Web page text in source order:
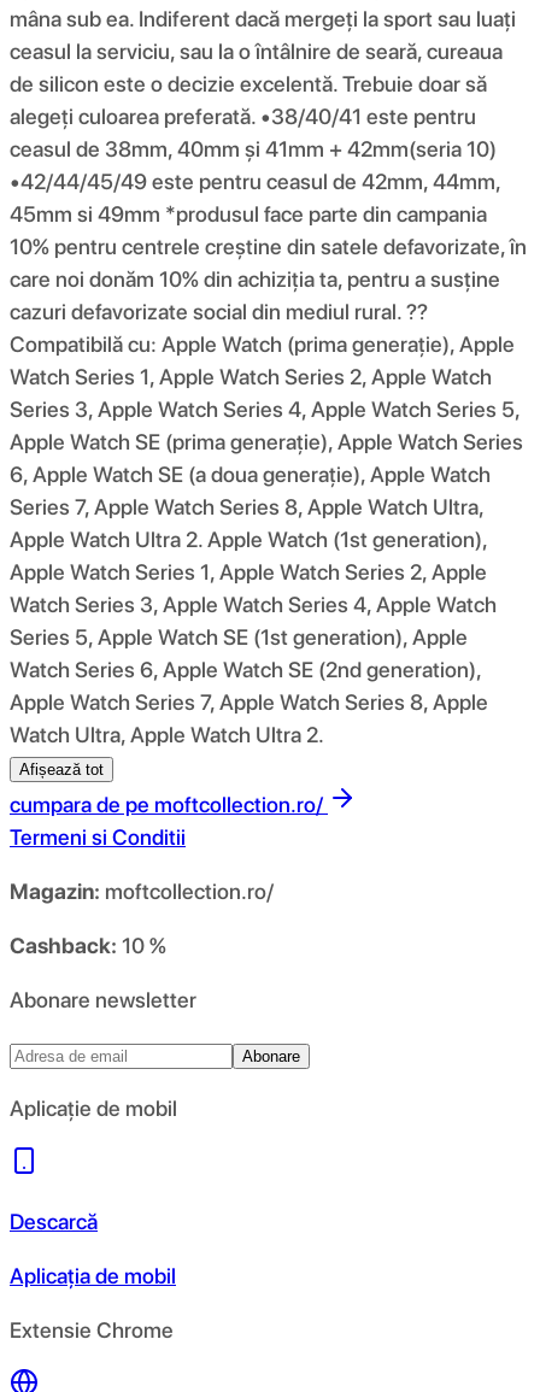
mâna sub ea. Indiferent dacă mergeți la sport sau luați
ceasul la serviciu, sau la o întâlnire de seară, cureaua
de silicon este o decizie excelentă. Trebuie doar să
alegeți culoarea preferată. •38/40/41 este pentru
ceasul de 38mm, 40mm și 41mm + 42mm(seria 10)
•42/44/45/49 este pentru ceasul de 42mm, 44mm,
45mm si 49mm *produsul face parte din campania
10% pentru centrele creștine din satele defavorizate, în
care noi donăm 10% din achiziția ta, pentru a susține
cazuri defavorizate social din mediul rural. ??
Compatibilă cu: Apple Watch (prima generație), Apple
Watch Series 1, Apple Watch Series 2, Apple Watch
Series 3, Apple Watch Series 4, Apple Watch Series 5,
Apple Watch SE (prima generație), Apple Watch Series
6, Apple Watch SE (a doua generație), Apple Watch
Series 7, Apple Watch Series 8, Apple Watch Ultra,
Apple Watch Ultra 2. Apple Watch (1st generation),
Apple Watch Series 1, Apple Watch Series 2, Apple
Watch Series 3, Apple Watch Series 4, Apple Watch
Series 5, Apple Watch SE (1st generation), Apple
Watch Series 6, Apple Watch SE (2nd generation),
Apple Watch Series 7, Apple Watch Series 8, Apple
Watch Ultra, Apple Watch Ultra 2.
Afișează tot
cumpara de pe moftcollection.ro/
Termeni si Conditii
Magazin: moftcollection.ro/
Cashback: 10 %
Abonare newsletter
Abonare
Aplicație de mobil
Descarcă
Aplicația de mobil
Extensie Chrome